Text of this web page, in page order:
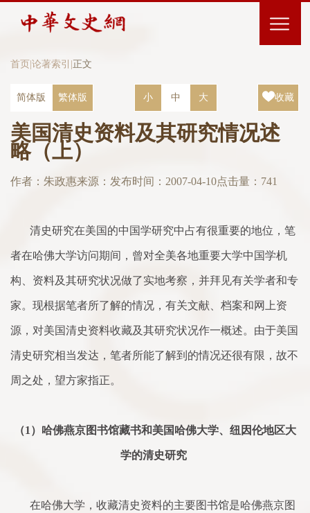
首页 论著索引 正文
简体版 繁体版 小 中 大 收藏
美国清史资料及其研究情况述
略（上）
作者：朱政惠来源： 发布时间：2007-04-10点击量： 741
清史研究在美国的中国学研究中占有很重要的地位，笔
者在哈佛大学访问期间，曾对全美各地重要大学中国学机
构、资料及其研究状况做了实地考察，并拜见有关学者和专
家。现根据笔者所了解的情况，有关文献、档案和网上资
源，对美国清史资料收藏及其研究状况作一概述。由于美国
清史研究相当发达，笔者所能了解到的情况还很有限，故不
周之处，望方家指正。
（1 ）哈佛燕京图书馆藏书和美国哈佛大学、纽因伦地区大
学的清史研究
在哈佛大学，收藏清史资料的主要图书馆是哈佛燕京图